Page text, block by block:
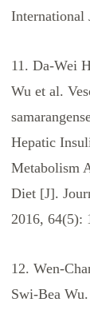
International
11. Da-Wei
Wu et al.
Hepatic
Metabolism
Diet [J].
2016, 64(5):
12. Wen-
Swi-Bea